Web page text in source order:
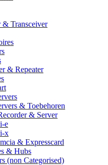
& Transceiver
& Repeater
& Toebehoren
& Server
e
x
& Expresscard
& Hubs
(non Categorised)